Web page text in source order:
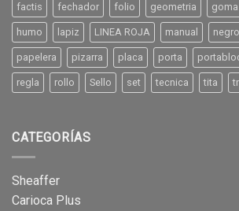
factis fechador folio geometria goma
humo lapiz LINEA ROJA manual negro
papelera pizarra placa porta
regla rollo Sello set tecnica tita
CATEGORÍAS
Sheaffer
Carioca Plus